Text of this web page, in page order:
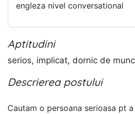
engleza nivel conversational
Aptitudini
serios, implicat, dornic de
Descrierea postului
Cautam o persoana serioasa pt